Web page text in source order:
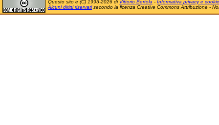
Questo sito è (C) 1995-2026 di Vittorio Bertola - Informativa privacy e cookie
Alcuni diritti riservatisecondo la licenza Creative Commons Attribuzione -